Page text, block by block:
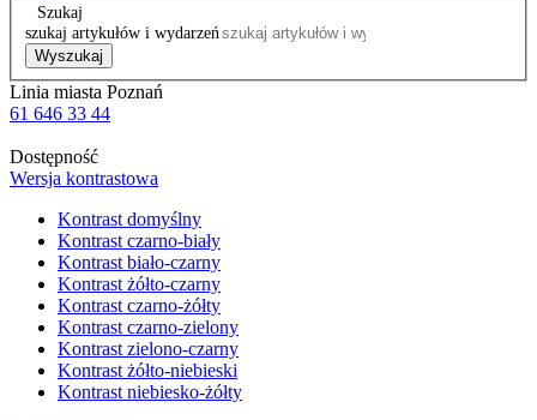
Szukaj
szukaj artykułów i wydarzeń
Wyszukaj
Linia miasta Poznań
61 646 33 44
Dostępność
Wersja kontrastowa
Kontrast domyślny
Kontrast czarno-biały
Kontrast biało-czarny
Kontrast żółto-czarny
Kontrast czarno-żółty
Kontrast czarno-zielony
Kontrast zielono-czarny
Kontrast żółto-niebieski
Kontrast niebiesko-żółty